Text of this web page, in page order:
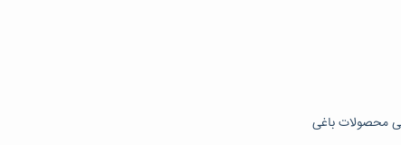
محصولات باغی